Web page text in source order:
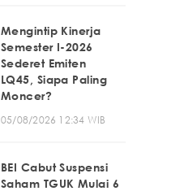
Mengintip Kinerja
Semester I-2026
Sederet Emiten
LQ45, Siapa Paling
Moncer?
05/08/2026 12:34 WIB
BEI Cabut Suspensi
Saham TGUK Mulai 6